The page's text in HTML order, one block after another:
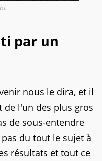
par un
nous le dira, et il
l'un des plus gros
de sous-entendre
du tout le sujet à
résultats et tout ce